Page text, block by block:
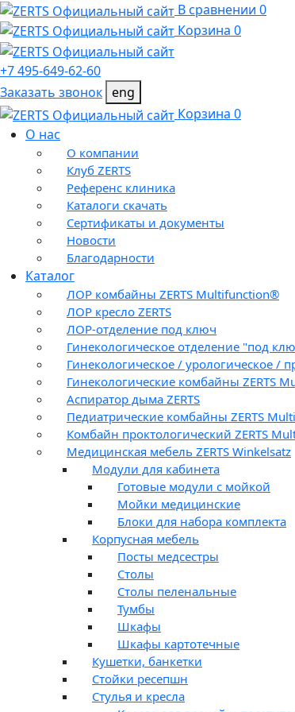
В сравнении 0
Корзина 0
+7 495-649-62-60
Заказать звонок eng
Корзина 0
О нас
О компании
Клуб ZERTS
Референс клиника
Каталоги скачать
Сертификаты и документы
Новости
Благодарности
Каталог
ЛОР комбайны ZERTS Multifunction®
ЛОР кресло ZERTS
ЛОР-отделение под ключ
Гинекологическое отделение "под
Гинекологическое / урологическое /
Гинекологические комбайны ZERTS
Аспиратор дыма ZERTS
Педиатрические комбайны ZERTS
Комбайн проктологический ZERTS
Медицинская мебель ZERTS Winkelsatz
Модули для кабинета
Готовые модули с мойкой
Мойки медицинские
Блоки для набора комплекта
Корпусная мебель
Посты медсестры
Столы
Столы пеленальные
Тумбы
Шкафы
Шкафы картотечные
Кушетки, банкетки
Стойки ресепшн
Стулья и кресла